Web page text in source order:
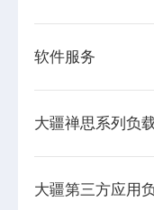
软件服务
大疆禅思系列负
大疆第三方应用